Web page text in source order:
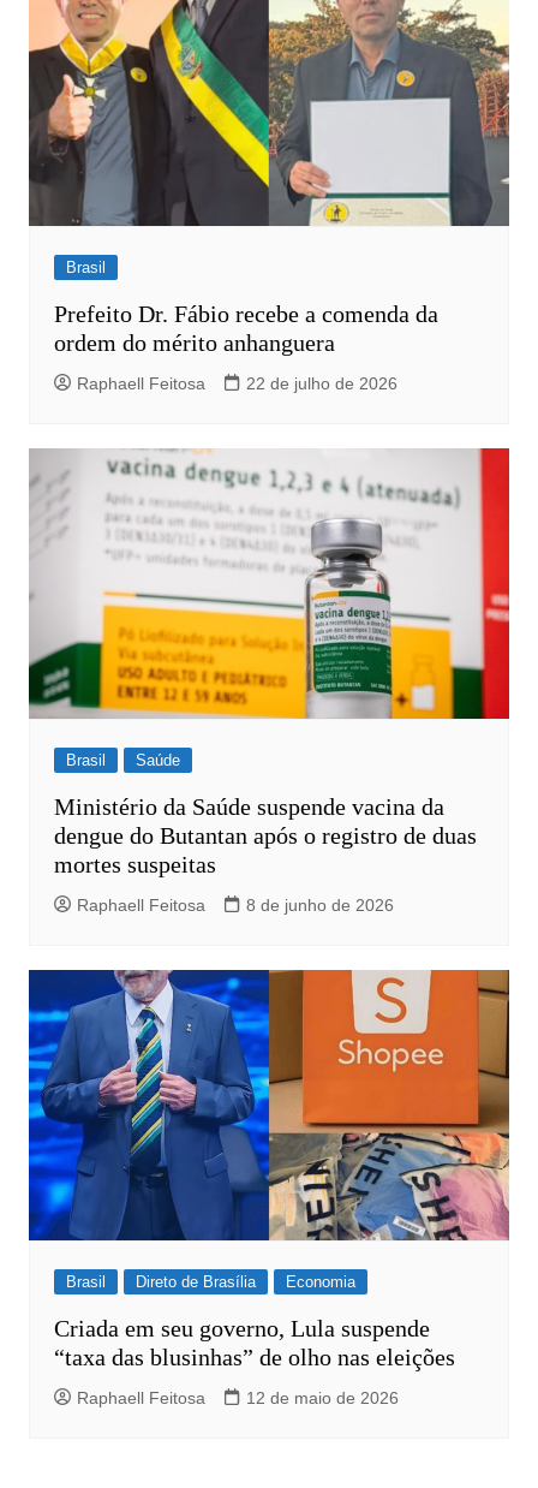
Brasil
Prefeito Dr. Fábio recebe a comenda da
ordem do mérito anhanguera
Raphaell Feitosa 22 de julho de 2026
Brasil Saúde
Ministério da Saúde suspende vacina da
dengue do Butantan após o registro de duas
mortes suspeitas
Raphaell Feitosa 8 de junho de 2026
Brasil Direto de Brasília Economia
Criada em seu governo, Lula suspende
“taxa das blusinhas” de olho nas eleições
Raphaell Feitosa 12 de maio de 2026